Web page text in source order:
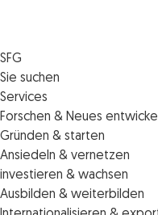
SFG
Die SFG
Jobs
Medienservice
Informiert bleiben
Kontakt
Sie suchen
Förderungen
Finanzierungen
Standortentwicklung
Persönliche Beratung
Services
Veranstaltungen
News
IMPULS.ST
Portal
Unternehmen des Monats
Forschen & Neues
Standortcoaching
Terminbuchung
Horizon Europe: EU-
Innovations­management
Gründen & starten
Startupmark
Startup Mission –
iCONTACT: Das
Ansiedeln & vernetzen
Zukunftstag
Steirische Cluster- und
investieren & wachsen
Veranstaltungen
Ausbilden & weiterbilden